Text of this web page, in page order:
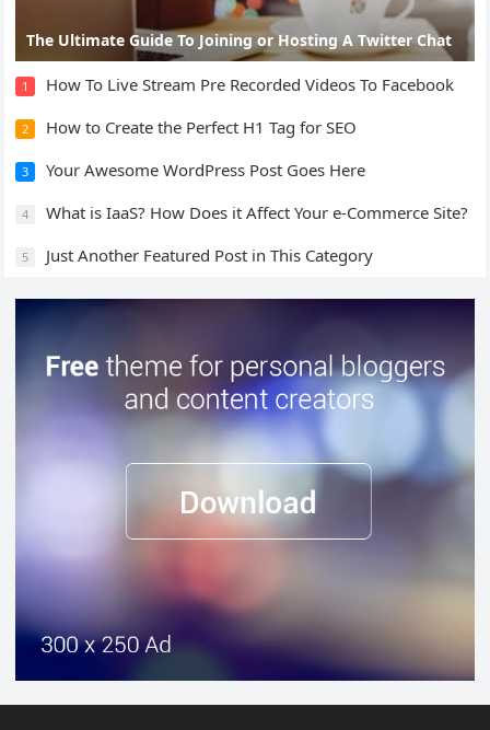
The Ultimate Guide To Joining or Hosting A Twitter Chat
1 How To Live Stream Pre Recorded Videos To Facebook
2 How to Create the Perfect H1 Tag for SEO
3 Your Awesome WordPress Post Goes Here
4 What is IaaS? How Does it Affect Your e-Commerce Site?
5 Just Another Featured Post in This Category